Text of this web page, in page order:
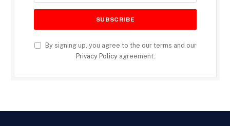
By signing up, you agree to the our terms and our
Privacy Policyagreement.